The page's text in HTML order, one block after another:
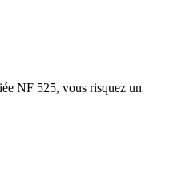
NF 525, vous risquez un